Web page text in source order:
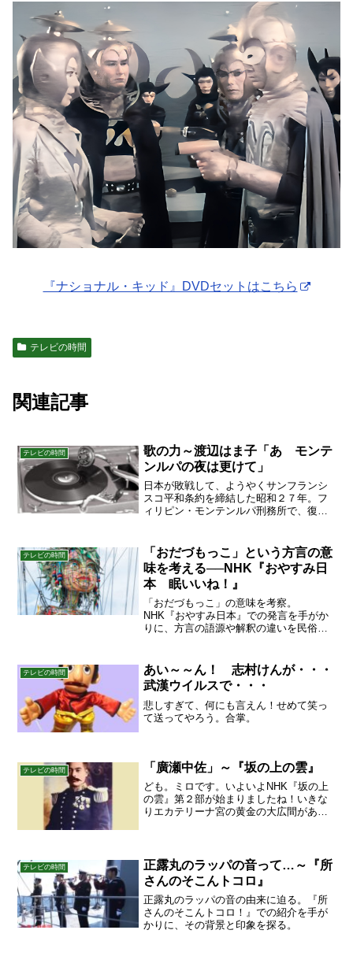
『ナショナル・キッド』DVDセットはこちら
テレビの時間
関連記事
テレビの時間
歌の力～渡辺はま子「あゝモンテ
ンルパの夜は更けて」
日本が敗戦して、ようやくサンフランシ
スコ平和条約を締結した昭和２７年。フ
ィリピン・モンテンルパ刑務所で、復讐
日々を送る日本人戦犯たちがいた。その
戦犯たちの中のふたり、代...
テレビの時間
「おだづもっこ」という方言の意
味を考える──NHK『おやすみ日
本 眠いいね！』
「おだづもっこ」の意味を考察。
NHK『おやすみ日本』での発言を手がか
りに、方言の語源や解釈の違いを民俗学
テレビの時間
あい～～ん！ 志村けんが・・・
武漢ウイルスで・・・
悲しすぎて、何にも言えん！せめて笑っ
て送ってやろう。合掌。
テレビの時間 「廣瀬中佐」～『坂の上の雲』
ども。ミロです。いよいよNHK『坂の上
の雲』第２部が始まりましたね！いきな
りエカテリーナ宮の黄金の大広間があら
も、今回はよかったあ！...
テレビの時間
正露丸のラッパの音って…～『所
さんのそこんトコロ』
正露丸のラッパの音の由来に迫る。『所
さんのそこんトコロ！』での紹介を手が
かりに、その背景と印象を探る。